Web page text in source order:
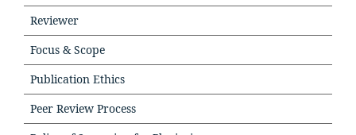
Reviewer
Focus & Scope
Publication Ethics
Peer Review Process